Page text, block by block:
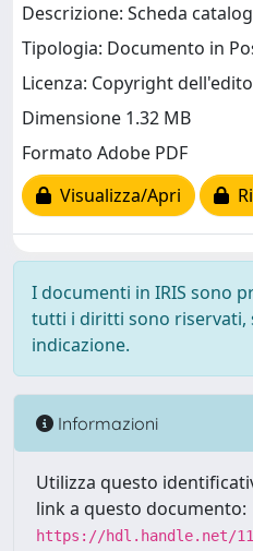
Descrizione: Scheda
Tipologia: Documento in
Licenza: Copyright
Dimensione 1.32 MB
Formato Adobe PDF
Visualizza/Apri
I documenti in IRIS sono
tutti i diritti sono riservati,
indicazione.
Informazioni
Utilizza questo
link a questo documento:
https://hdl.handle.net/